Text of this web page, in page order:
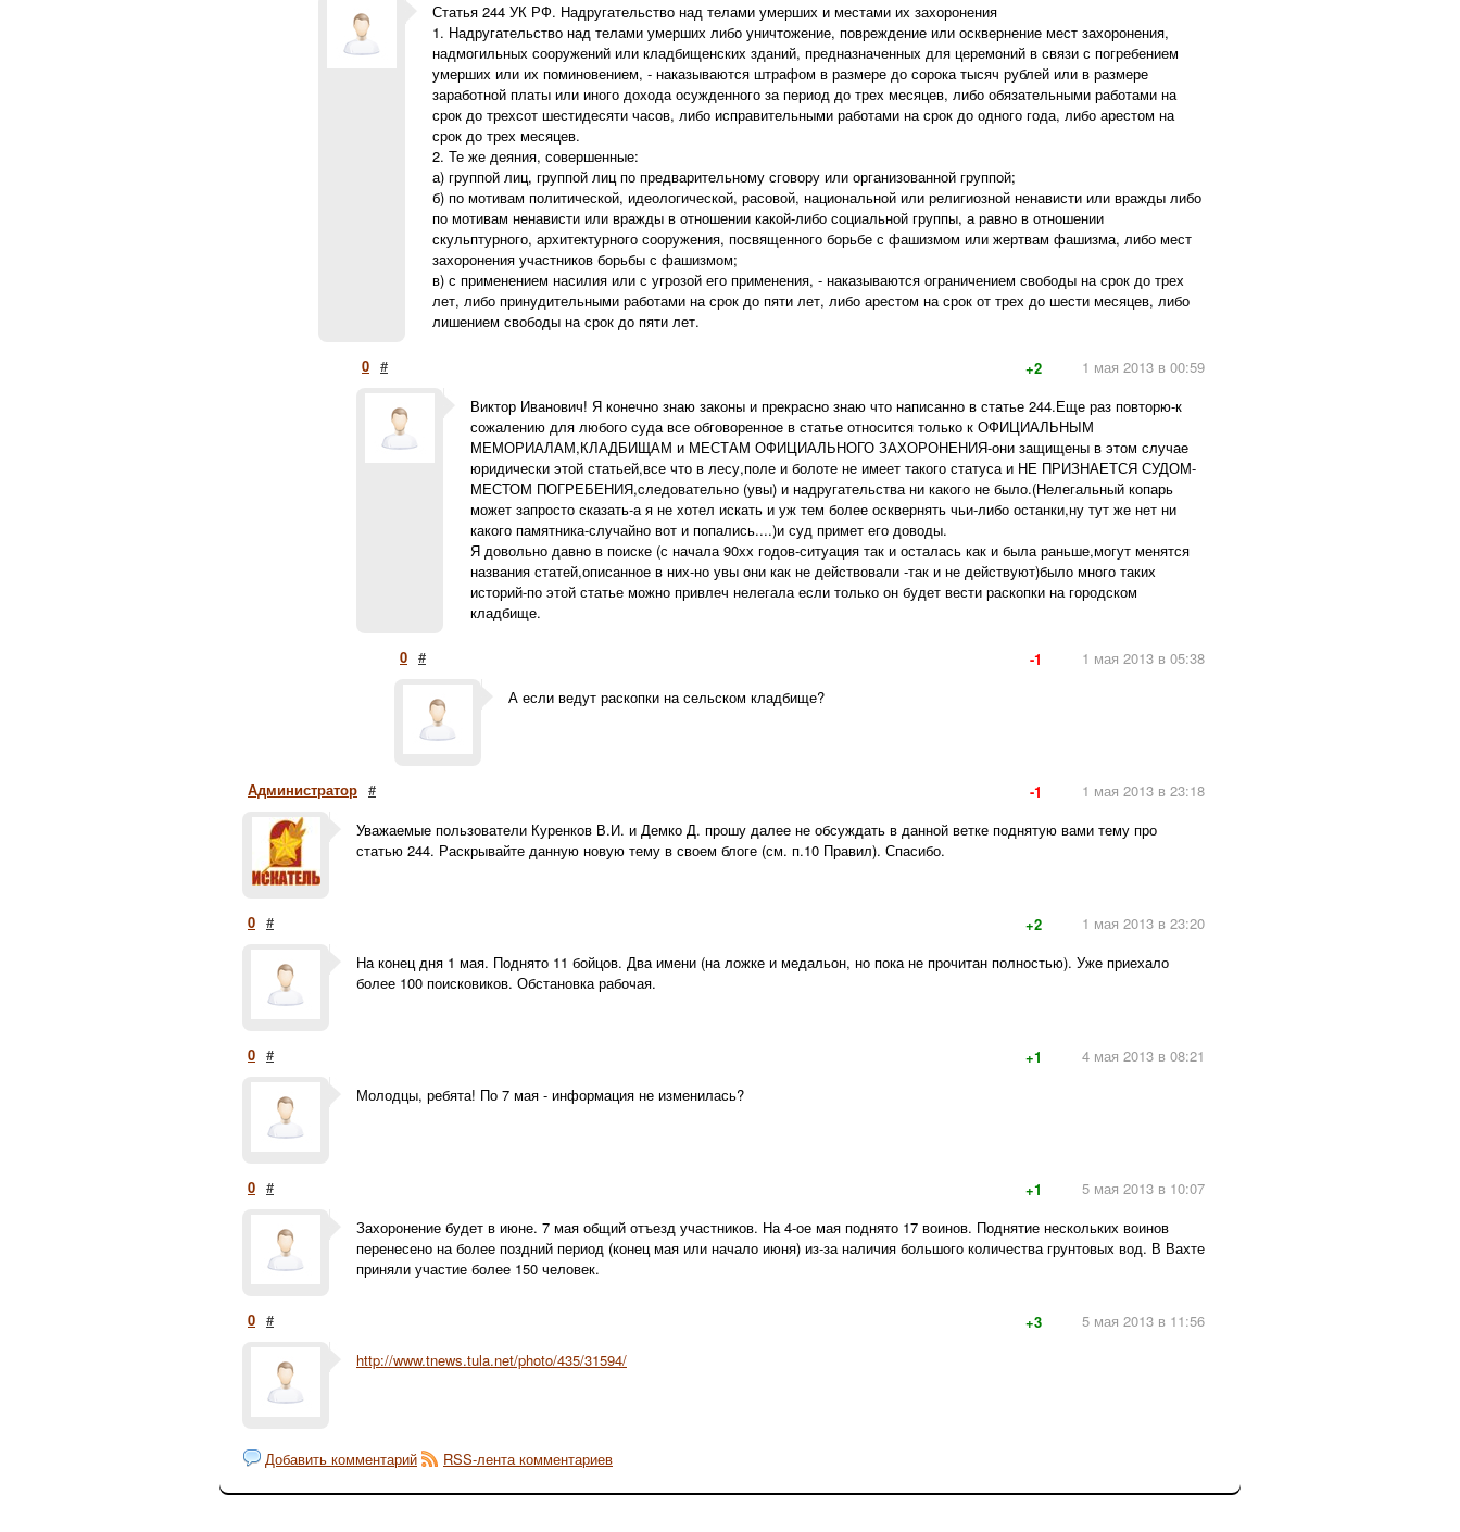
Статья 244 УК РФ. Надругательство над телами умерших и местами их захоронения
1. Надругательство над телами умерших либо уничтожение, повреждение или осквернение мест захоронения,
надмогильных сооружений или кладбищенских зданий, предназначенных для церемоний в связи с погребением
умерших или их поминовением, - наказываются штрафом в размере до сорока тысяч рублей или в размере
заработной платы или иного дохода осужденного за период до трех месяцев, либо обязательными работами на
срок до трехсот шестидесяти часов, либо исправительными работами на срок до одного года, либо арестом на
срок до трех месяцев.
2. Те же деяния, совершенные:
а) группой лиц, группой лиц по предварительному сговору или организованной группой;
б) по мотивам политической, идеологической, расовой, национальной или религиозной ненависти или вражды либо
по мотивам ненависти или вражды в отношении какой-либо социальной группы, а равно в отношении
скульптурного, архитектурного сооружения, посвященного борьбе с фашизмом или жертвам фашизма, либо мест
захоронения участников борьбы с фашизмом;
в) с применением насилия или с угрозой его применения, - наказываются ограничением свободы на срок до трех
лет, либо принудительными работами на срок до пяти лет, либо арестом на срок от трех до шести месяцев, либо
лишением свободы на срок до пяти лет.
0 # 1 мая 2013 в 00:59
+2
Виктор Иванович! Я конечно знаю законы и прекрасно знаю что написанно в статье 244.Еще раз повторю-к
сожалению для любого суда все обговоренное в статье относится только к ОФИЦИАЛЬНЫМ
МЕМОРИАЛАМ,КЛАДБИЩАМ и МЕСТАМ ОФИЦИАЛЬНОГО ЗАХОРОНЕНИЯ-они защищены в этом случае
юридически этой статьей,все что в лесу,поле и болоте не имеет такого статуса и НЕ ПРИЗНАЕТСЯ СУДОМ-
МЕСТОМ ПОГРЕБЕНИЯ,cледовательно (увы) и надругательства ни какого не было.(Нелегальный копарь
может запросто сказать-а я не хотел искать и уж тем более осквернять чьи-либо останки,ну тут же нет ни
какого памятника-случайно вот и попались....)и суд примет его доводы.
Я довольно давно в поиске (с начала 90хх годов-ситуация так и осталась как и была раньше,могут менятся
названия статей,описанное в них-но увы они как не действовали -так и не действуют)было много таких
историй-по этой статье можно привлеч нелегала если только он будет вести раскопки на городском
кладбище.
0 # 1 мая 2013 в 05:38
-1
А если ведут раскопки на сельском кладбище?
Администратор # 1 мая 2013 в 23:18
-1
Уважаемые пользователи Куренков В.И. и Демко Д. прошу далее не обсуждать в данной ветке поднятую вами тему про
статью 244. Раскрывайте данную новую тему в своем блоге (см. п.10 Правил). Спасибо.
0 # 1 мая 2013 в 23:20
+2
На конец дня 1 мая. Поднято 11 бойцов. Два имени (на ложке и медальон, но пока не прочитан полностью). Уже приехало
более 100 поисковиков. Обстановка рабочая.
0 # 4 мая 2013 в 08:21
+1
Молодцы, ребята! По 7 мая - информация не изменилась?
0 # 5 мая 2013 в 10:07
+1
Захоронение будет в июне. 7 мая общий отъезд участников. На 4-ое мая поднято 17 воинов. Поднятие нескольких воинов
перенесено на более поздний период (конец мая или начало июня) из-за наличия большого количества грунтовых вод. В Вахте
приняли участие более 150 человек.
0 # 5 мая 2013 в 11:56
+3
http://www.tnews.tula.net/photo/435/31594/
Добавить комментарий RSS-лента комментариев